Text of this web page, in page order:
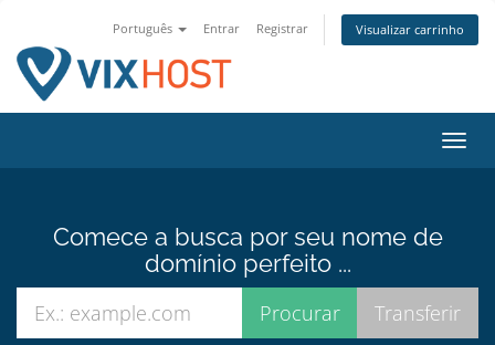
Português Entrar Registrar Visualizar carrinho
Comece a busca por seu nome de
domínio perfeito ...